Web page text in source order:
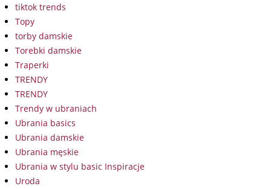
tiktok trends
Topy
torby damskie
Torebki damskie
Traperki
TRENDY
TRENDY
Trendy w ubraniach
Ubrania basics
Ubrania damskie
Ubrania męskie
Ubrania w stylu basic Inspiracje
Uroda